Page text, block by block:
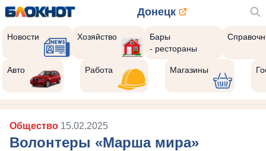
Донецк
Новости Хозяйство
Бары
- рестораны
Авто Работа Магазины
Общество 15.02.2025
Волонтеры «Марша мира»